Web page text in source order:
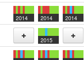
Add
2014 2014 2014
Add
2015
Add